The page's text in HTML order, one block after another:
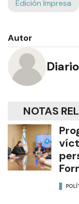
Edición Impresa
Autor
NOTAS